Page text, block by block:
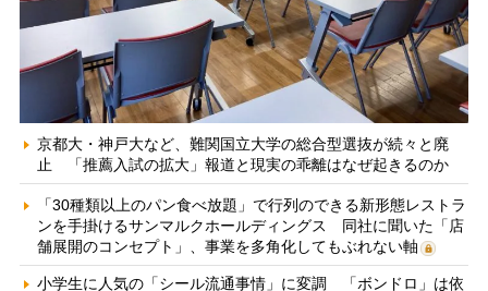
京都大・神戸大など、難関国立大学の総合型選抜が続々と廃
止 「推薦入試の拡大」報道と現実の乖離はなぜ起きるのか
「30種類以上のパン食べ放題」で行列のできる新形態レストラ
ンを手掛けるサンマルクホールディングス 同社に聞いた「店
舗展開のコンセプト」、事業を多角化してもぶれない軸
小学生に人気の「シール流通事情」に変調 「ボンドロ」は依